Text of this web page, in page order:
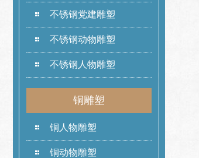
不锈钢党建雕塑
不锈钢动物雕塑
不锈钢人物雕塑
铜雕塑
铜人物雕塑
铜动物雕塑